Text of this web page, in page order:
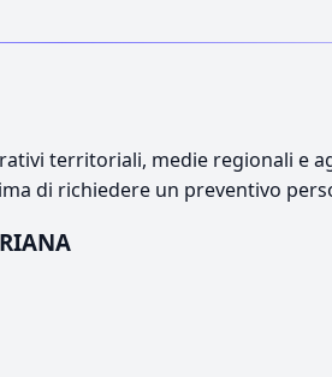
territoriali, medie regionali e
di richiedere un preventivo